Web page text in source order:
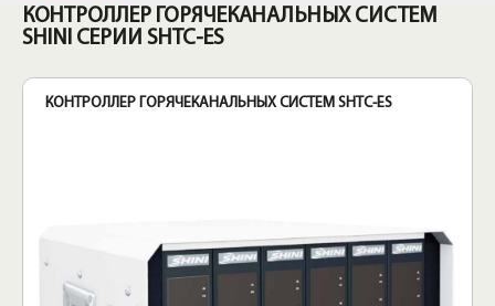
КОНТРОЛЛЕР ГОРЯЧЕКАНАЛЬНЫХ СИСТЕМ
SHINI СЕРИИ SHTC-ES
КОНТРОЛЛЕР ГОРЯЧЕКАНАЛЬНЫХ СИСТЕМ SHTC-ES